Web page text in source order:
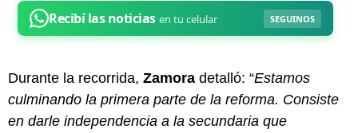
Durante la recorrida, Zamora detalló: “Estamos
culminando la primera parte de la reforma. Consiste
en darle independencia a la secundaria que